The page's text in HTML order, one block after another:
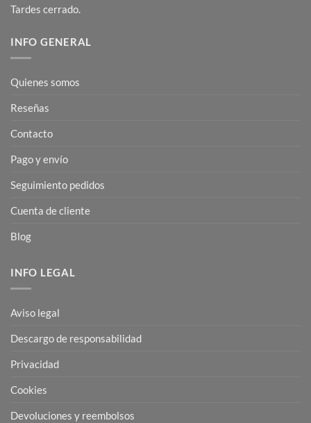
Tardes cerrado.
INFO GENERAL
Quienes somos
Reseñas
Contacto
Pago y envío
Seguimiento pedidos
Cuenta de cliente
Blog
INFO LEGAL
Aviso legal
Descargo de responsabilidad
Privacidad
Cookies
Devoluciones y reembolsos